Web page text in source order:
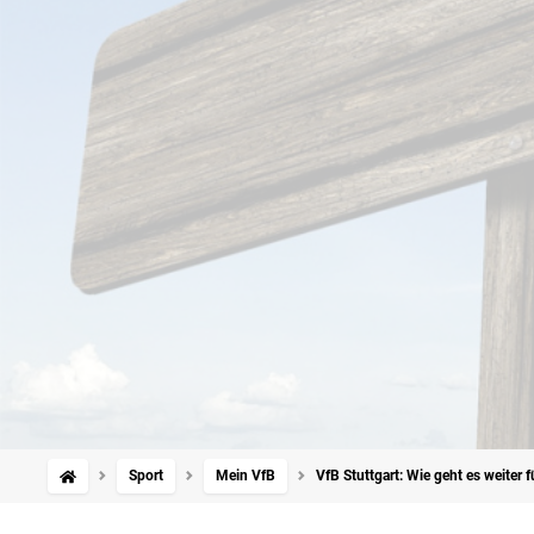
Sport Mein VfB VfB Stuttgart: Wie geht es weiter